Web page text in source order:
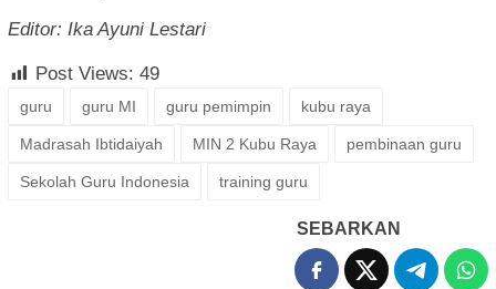
Editor: Ika Ayuni Lestari
Post Views: 49
guru guru MI guru pemimpin kubu raya
Madrasah Ibtidaiyah MIN 2 Kubu Raya pembinaan guru
Sekolah Guru Indonesia training guru
SEBARKAN